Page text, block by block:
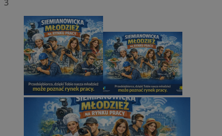
3